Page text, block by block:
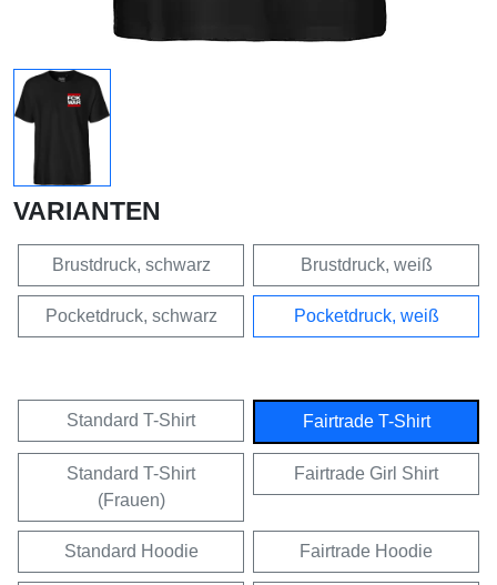
VARIANTEN
Brustdruck, schwarz Brustdruck, weiß
Pocketdruck, schwarz Pocketdruck, weiß
Standard T-Shirt Fairtrade T-Shirt
Standard T-Shirt
(Frauen)
Fairtrade Girl Shirt
Standard Hoodie Fairtrade Hoodie